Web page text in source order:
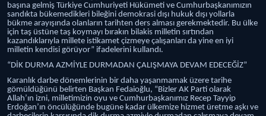
başına gelmiş Türkiye Cumhuriyeti Hükümeti ve Cumhurbaşkanımızın
sandıkta bükemedikleri bileğini demokrasi dışı hukuk dışı yollarla
bükme arayışında olanların tarihten ders alması gerekmektedir. Bu ülke
için taş üstüne taş koymayı bırakın bilakis milletin sırtından
kazandıklarıyla millete istikamet çizmeye çalışanları da yine en iyi
milletin kendisi görüyor” ifadelerini kullandı.
“DİK DURMA AZMİYLE DURMADAN ÇALIŞMAYA DEVAM EDECEĞİZ”
Karanlık darbe dönemlerinin bir daha yaşanmamak üzere tarihe
gömüldüğünü belirten Başkan Fedaioğlu, “Bizler AK Parti olarak
Allah’ın izni, milletimizin oyu ve Cumhurbaşkanımız Recep Tayyip
Erdoğan’ın öncülüğünde bugüne kadar ülkemize hizmet üretme aşkı ve